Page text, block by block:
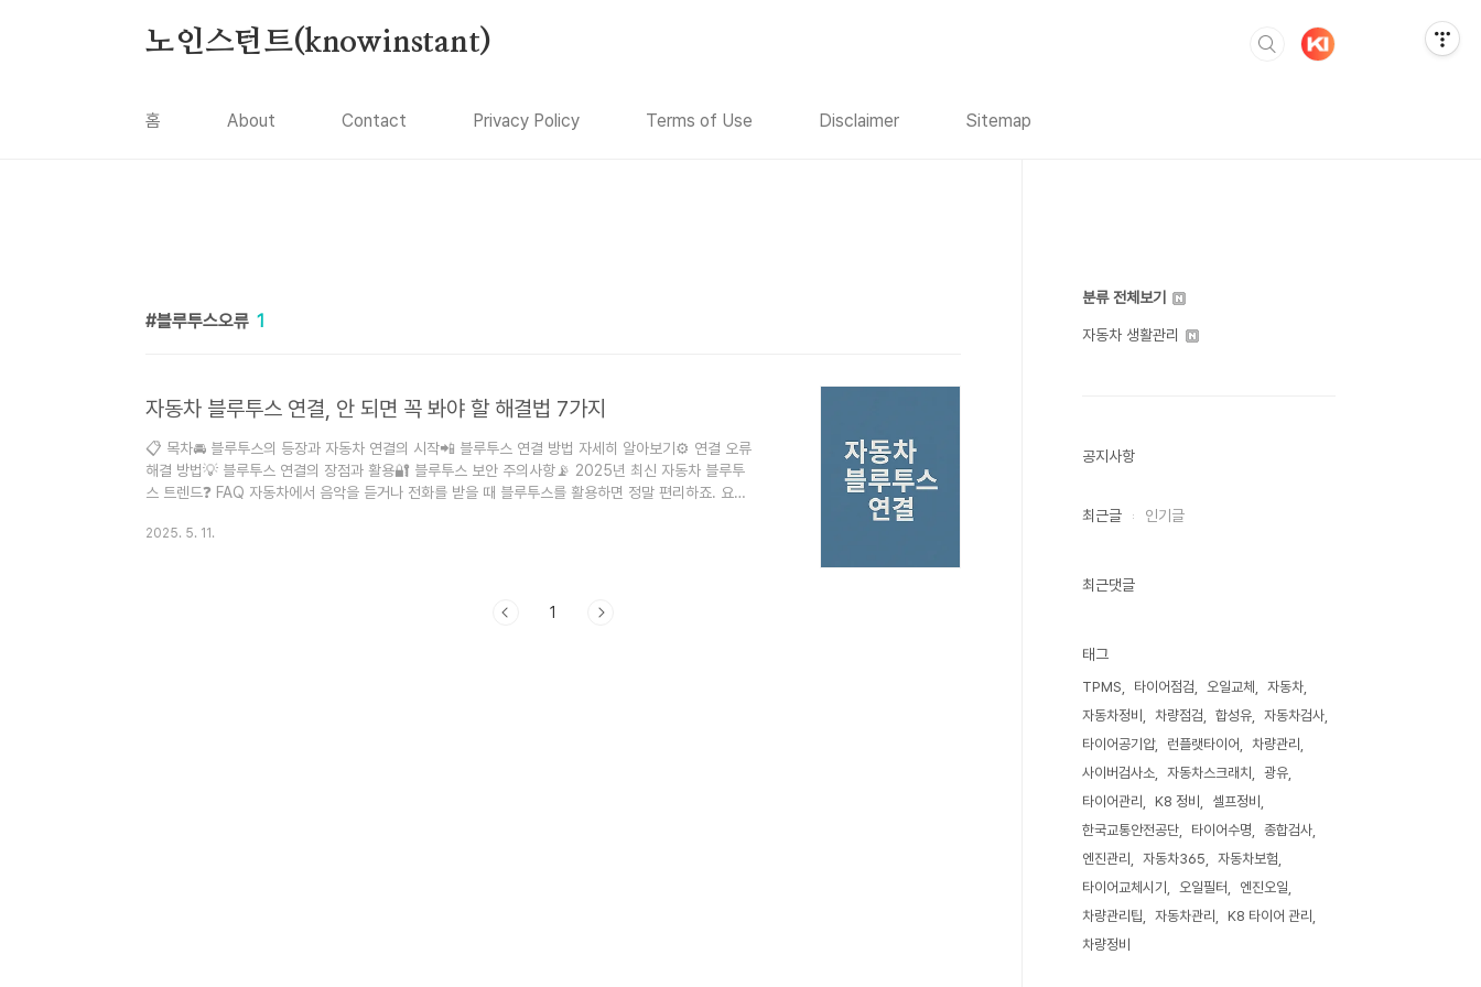
노인스턴트(knowinstant)
홈 About Contact Privacy Policy Terms of Use Disclaimer Sitemap
블루투스오류 1
자동차 블루투스 연결, 안 되면 꼭 봐야 할 해결법 7가지
📋 목차🚘 블루투스의 등장과 자동차 연결의 시작📲 블루투스 연결 방법 자세히 알아보기⚙️ 연결 오류
해결 방법💡 블루투스 연결의 장점과 활용🔐 블루투스 보안 주의사항📡 2025년 최신 자동차 블루투
스 트렌드❓ FAQ 자동차에서 음악을 듣거나 전화를 받을 때 블루투스를 활용하면 정말 편리하죠. 요즘
음 사용하는 사람들에게는 연결이 어렵게 느껴질 수 있답니다. 그래서 이번 글에서는 자동차 블루투스
2025. 5. 11.
1
분류 전체보기
자동차 생활관리
공지사항
최근글 인기글
최근댓글
태그
TPMS 타이어점검 오일교체
자동차
자동차정비
차량점검 합성유
자동차검사
타이어공기압
런플랫타이어
차량관리
사이버검사소
자동차스크래치
광유
타이어관리
K8 정비
셀프정비
한국교통안전공단
타이어수명
종합검사
엔진관리
자동차365
자동차보험
타이어교체시기
오일필터
엔진오일
차량관리팁
자동차관리
K8 타이어 관리
차량정비